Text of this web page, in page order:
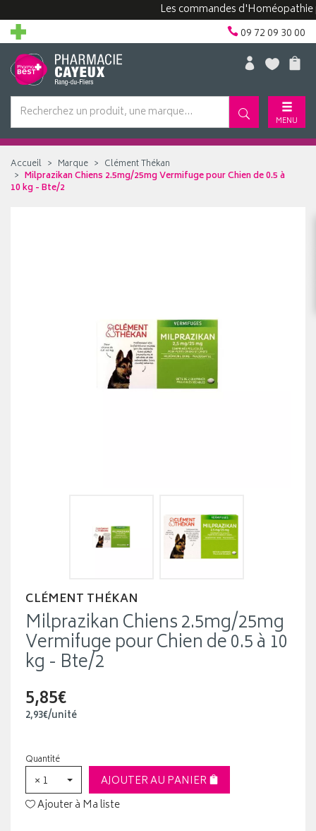
Les commandes d'Homéopathie
09 72 09 30 00
MENU
Accueil Marque
Clément Thékan
Milprazikan Chiens 2.5mg/25mg Vermifuge pour Chien de 0.5 à
10 kg - Bte/2
CLÉMENT THÉKAN
Milprazikan Chiens 2.5mg/25mg
Vermifuge pour Chien de 0.5 à 10
kg - Bte/2
5,85€
2,93€/unité
Quantité
× 1
AJOUTER AU PANIER
Ajouter à Ma liste